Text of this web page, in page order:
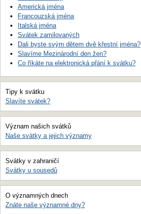
Americká jména
Francouzská jména
Italská jména
Svátek zamilovaných
Dali byste svým dětem dvě křestní jména?
Slavíme Mezinárodní den žen?
Co říkáte na elektronická přání k svátku?
Tipy k svátku
Slavíte svátek?
Význam našich svátků
Naše svátky a jejich významy
Svátky v zahraničí
Svátky u sousedů
O významných dnech
Znáte naše významné dny?